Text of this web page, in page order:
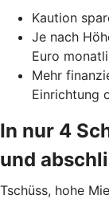
Kaution
Je nach
Euro
Mehr
Einrichtung
In nur 4
und
Tschüss, hohe